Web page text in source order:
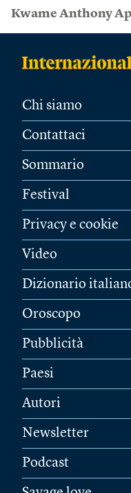
Kwame Anthony
Chi siamo
Contattaci
Sommario
Festival
Privacy e cookie
Video
Dizionario
Oroscopo
Pubblicità
Paesi
Autori
Newsletter
Podcast